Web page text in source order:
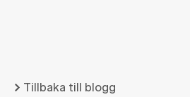
Tillbaka till blogg